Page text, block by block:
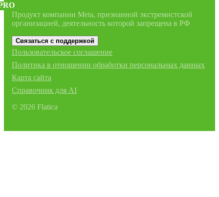
Продукт компании Meta, признанной экстремистской
организацией, деятельность которой запрещена в РФ
Связаться с поддержкой
Пользовательское соглашение
Политика в отношении обработки персональных данных
Карта сайта
Справочник для AI
© 2026 Flatica